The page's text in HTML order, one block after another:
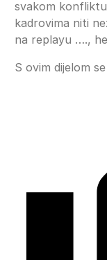
svakom
kadrovima niti
na replayu ….,
S ovim dijelom